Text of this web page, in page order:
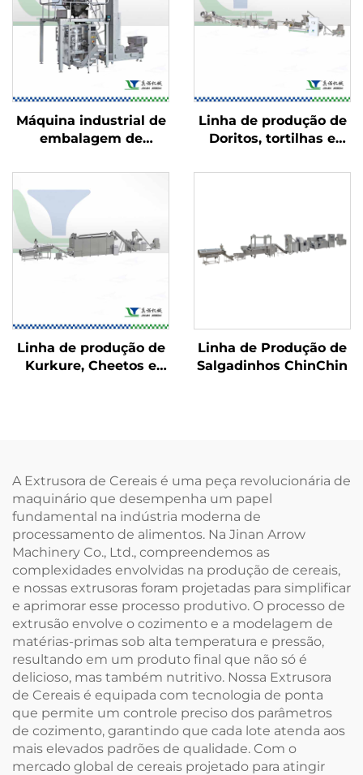
Máquina industrial de
embalagem de
Linha de produção de
Doritos, tortilhas e
Linha de produção de
Kurkure, Cheetos e
Linha de Produção de
Salgadinhos ChinChin
A Extrusora de Cereais é uma peça revolucionária de
maquinário que desempenha um papel
fundamental na indústria moderna de
processamento de alimentos. Na Jinan Arrow
Machinery Co., Ltd., compreendemos as
complexidades envolvidas na produção de cereais,
e nossas extrusoras foram projetadas para simplificar
e aprimorar esse processo produtivo. O processo de
extrusão envolve o cozimento e a modelagem de
matérias-primas sob alta temperatura e pressão,
resultando em um produto final que não só é
delicioso, mas também nutritivo. Nossa Extrusora
de Cereais é equipada com tecnologia de ponta
que permite um controle preciso dos parâmetros
de cozimento, garantindo que cada lote atenda aos
mais elevados padrões de qualidade. Com o
mercado global de cereais projetado para atingir